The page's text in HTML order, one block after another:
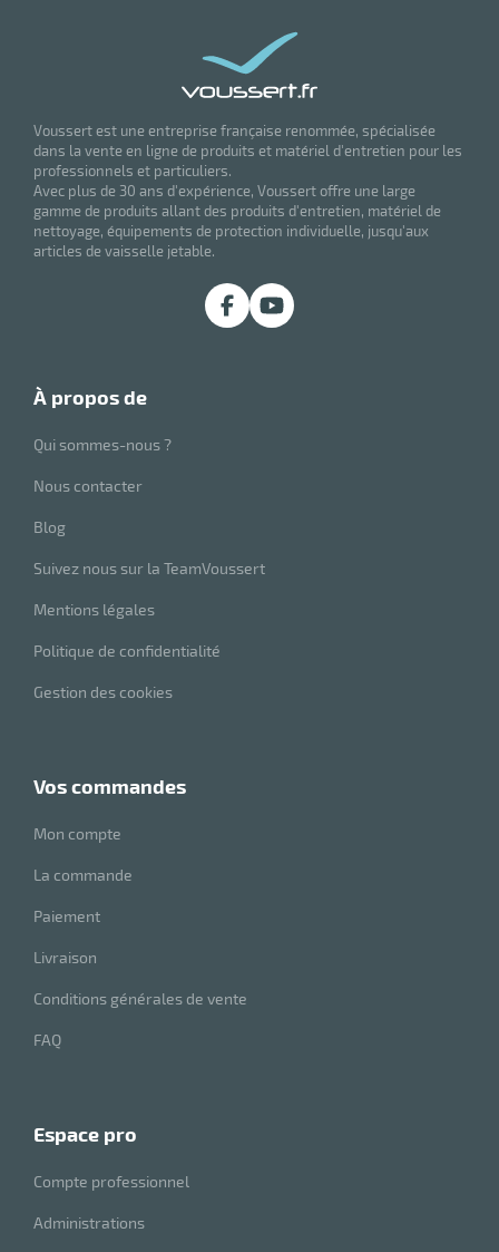
Voussert est une entreprise française renommée, spécialisée
dans la vente en ligne de produits et matériel d'entretien pour les
professionnels et particuliers.
Avec plus de 30 ans d'expérience, Voussert offre une large
gamme de produits allant des produits d'entretien, matériel de
nettoyage, équipements de protection individuelle, jusqu'aux
articles de vaisselle jetable.
à propos de
Qui sommes-nous ?
Nous contacter
Blog
Suivez nous sur la TeamVoussert
Mentions légales
Politique de confidentialité
Gestion des cookies
vos commandes
Mon compte
La commande
Paiement
Livraison
Conditions générales de vente
FAQ
espace pro
Compte professionnel
Administrations